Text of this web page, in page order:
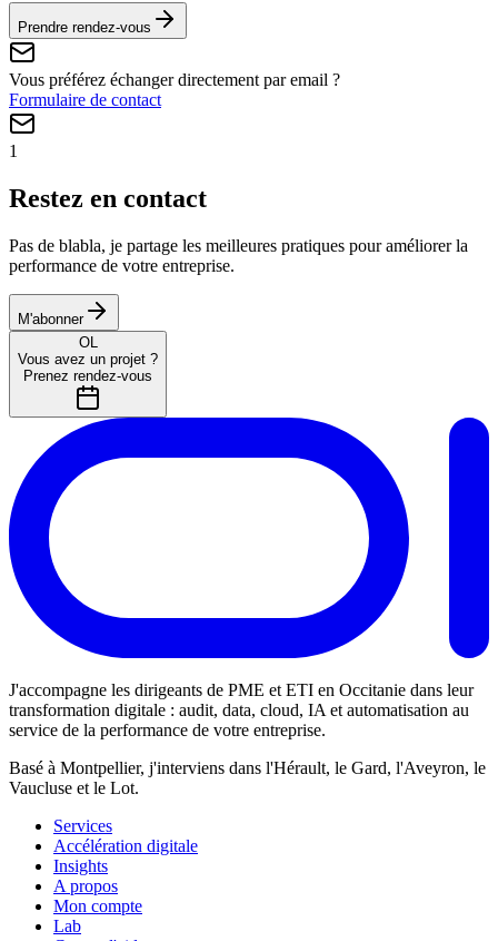
Prendre rendez-vous
Vous préférez échanger directement par email ?
Formulaire de contact
1
Restez en contact
Pas de blabla, je partage les meilleures pratiques pour améliorer la
performance de votre entreprise.
M'abonner
OL
Vous avez un projet ?
Prenez rendez-vous
J'accompagne les dirigeants de PME et ETI en Occitanie dans leur
transformation digitale : audit, data, cloud, IA et automatisation au
service de la performance de votre entreprise.
Basé à Montpellier, j'interviens dans l'Hérault, le Gard, l'Aveyron, le
Vaucluse et le Lot.
Services
Accélération digitale
Insights
A propos
Mon compte
Lab